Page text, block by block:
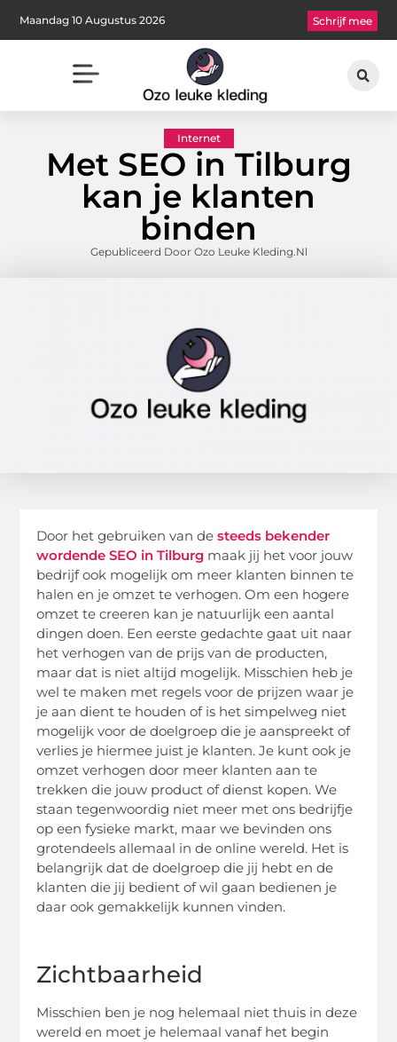
Maandag 10 Augustus 2026 Schrijf mee
Internet
Met SEO in Tilburg
kan je klanten
binden
Gepubliceerd Door Ozo Leuke Kleding.nl
Door het gebruiken van de steeds bekender
wordende SEO in Tilburg maak jij het voor jouw
bedrijf ook mogelijk om meer klanten binnen te
halen en je omzet te verhogen. Om een hogere
omzet te creeren kan je natuurlijk een aantal
dingen doen. Een eerste gedachte gaat uit naar
het verhogen van de prijs van de producten,
maar dat is niet altijd mogelijk. Misschien heb je
wel te maken met regels voor de prijzen waar je
je aan dient te houden of is het simpelweg niet
mogelijk voor de doelgroep die je aanspreekt of
verlies je hiermee juist je klanten. Je kunt ook je
omzet verhogen door meer klanten aan te
trekken die jouw product of dienst kopen. We
staan tegenwoordig niet meer met ons bedrijfje
op een fysieke markt, maar we bevinden ons
grotendeels allemaal in de online wereld. Het is
belangrijk dat de doelgroep die jij hebt en de
klanten die jij bedient of wil gaan bedienen je
daar ook gemakkelijk kunnen vinden.
Zichtbaarheid
Misschien ben je nog helemaal niet thuis in deze
wereld en moet je helemaal vanaf het begin